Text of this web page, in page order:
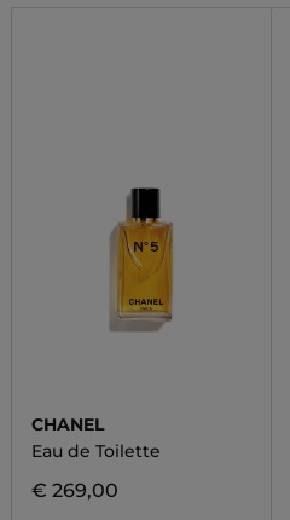
CHANEL
Eau de Toilette
€ 269,00